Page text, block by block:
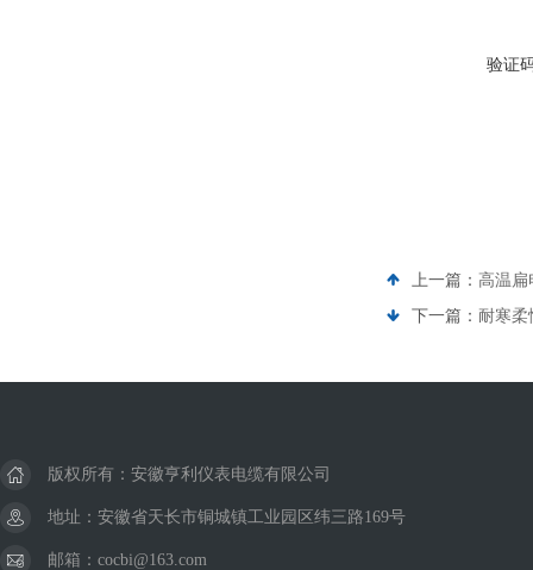
验证
上一篇： 高温扁
下一篇： 耐寒柔
版权所有：安徽亨利仪表电缆有限公司
地址：安徽省天长市铜城镇工业园区纬三路169号
邮箱：cocbi@163.com